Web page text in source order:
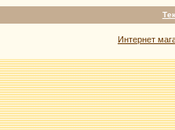
Интернет